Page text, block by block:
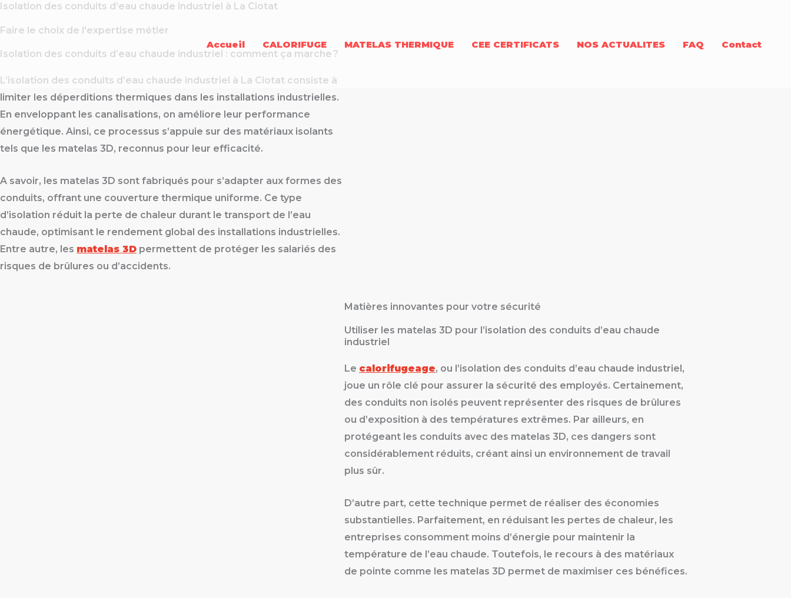
Aller
au
Accueil CALORIFUGE MATELAS THERMIQUE CEE CERTIFICATS NOS ACTUALITES FAQ Contact
Isolation des conduits d’eau chaude industriel à La Ciotat
Faire le choix de l'expertise métier
Isolation des conduits d’eau chaude industriel : comment ça marche ?
L’isolation des conduits d’eau chaude industriel à La Ciotat consiste à
limiter les déperditions thermiques dans les installations industrielles.
En enveloppant les canalisations, on améliore leur performance
énergétique. Ainsi, ce processus s’appuie sur des matériaux isolants
tels que les matelas 3D, reconnus pour leur efficacité.
A savoir, les matelas 3D sont fabriqués pour s’adapter aux formes des
conduits, offrant une couverture thermique uniforme. Ce type
d’isolation réduit la perte de chaleur durant le transport de l’eau
chaude, optimisant le rendement global des installations industrielles.
Entre autre, les matelas 3D permettent de protéger les salariés des
risques de brûlures ou d’accidents.
Matières innovantes pour votre sécurité
Utiliser les matelas 3D pour l’isolation des conduits d’eau chaude
industriel
Le calorifugeage, ou l’isolation des conduits d’eau chaude industriel,
joue un rôle clé pour assurer la sécurité des employés. Certainement,
des conduits non isolés peuvent représenter des risques de brûlures
ou d’exposition à des températures extrêmes. Par ailleurs, en
protégeant les conduits avec des matelas 3D, ces dangers sont
considérablement réduits, créant ainsi un environnement de travail
plus sûr.
D’autre part, cette technique permet de réaliser des économies
substantielles. Parfaitement, en réduisant les pertes de chaleur, les
entreprises consomment moins d’énergie pour maintenir la
température de l’eau chaude. Toutefois, le recours à des matériaux
de pointe comme les matelas 3D permet de maximiser ces bénéfices.